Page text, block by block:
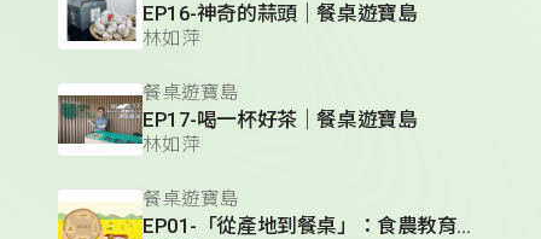
EP16-神奇的蒜頭｜餐桌遊寶島
林如萍
餐桌遊寶島
EP17-喝一杯好茶｜餐桌遊寶島
林如萍
餐桌遊寶島
EP01-「從產地到餐桌」：食農教育是什麼？｜餐桌遊寶島